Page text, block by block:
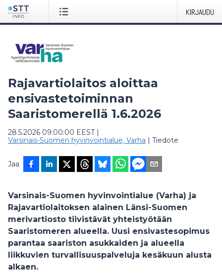
KIRJAUDU
Rajavartiolaitos aloittaa
ensivastetoiminnan
Saaristomerellä 1.6.2026
28.5.2026 09:00:00 EEST|
Varsinais-Suomen hyvinvointialue, Varha | Tiedote
Jaa
Varsinais-Suomen hyvinvointialue (Varha) ja
Rajavartiolaitoksen alainen Länsi-Suomen
merivartiosto tiivistävät yhteistyötään
Saaristomeren alueella. Uusi ensivastesopimus
parantaa saariston asukkaiden ja alueella
liikkuvien turvallisuuspalveluja kesäkuun alusta
alkaen.